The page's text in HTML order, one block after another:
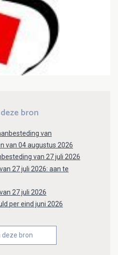
bron
van
van 04 augustus 2026
van 27 juli 2026
27 juli 2026: aan te
27 juli 2026
per eind juni 2026
deze bron